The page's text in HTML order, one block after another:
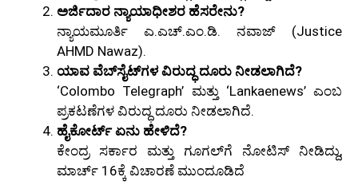
ಅರ್ಜಿದಾರ ನ್ಯಾಯಾಧೀಶರ ಹೆಸರೇನು?
ನ್ಯಾಯಮೂರ್ತಿ ಎ.ಎಚ್.ಎಂ.ಡಿ. ನವಾಜ್ (Justice
AHMD Nawaz).
ಯಾವ ವೆಬ್‌ಸೈಟ್‌ಗಳ ವಿರುದ್ಧ ದೂರು ನೀಡಲಾಗಿದೆ?
‘Colombo Telegraph’ ಮತ್ತು ‘Lankaenews’ ಎಂಬ
ಪ್ರಕಟಣೆಗಳ ವಿರುದ್ಧ ದೂರು ನೀಡಲಾಗಿದೆ.
ಹೈಕೋರ್ಟ್ ಏನು ಹೇಳಿದೆ?
ಕೇಂದ್ರ ಸರ್ಕಾರ ಮತ್ತು ಗೂಗಲ್‌ಗೆ ನೋಟಿಸ್ ನೀಡಿದ್ದು,
ಮಾರ್ಚ್ 16ಕ್ಕೆ ವಿಚಾರಣೆ ಮುಂದೂಡಿದೆ